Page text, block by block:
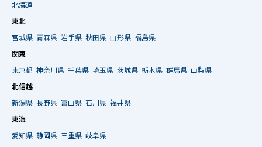
北海道
東北
宮城県 青森県 岩手県 秋田県 山形県 福島県
関東
東京都 神奈川県 千葉県 埼玉県 茨城県 栃木県 群馬県 山梨県
北信越
新潟県 長野県 富山県 石川県 福井県
東海
愛知県 静岡県 三重県 岐阜県